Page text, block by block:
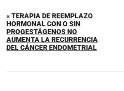
« TERAPIA DE REEMPLAZO
HORMONAL CON O SIN
PROGESTÁGENOS NO
AUMENTA LA RECURRENCIA
DEL CÁNCER ENDOMETRIAL